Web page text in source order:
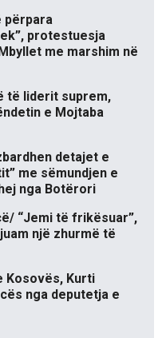
përpara
protestuesja
me marshim në
të liderit suprem,
e Mojtaba
detajet e
me sëmundjen e
nga Botërori
“Jemi të frikësuar”,
një zhurmë të
Kosovës, Kurti
nga deputetja e